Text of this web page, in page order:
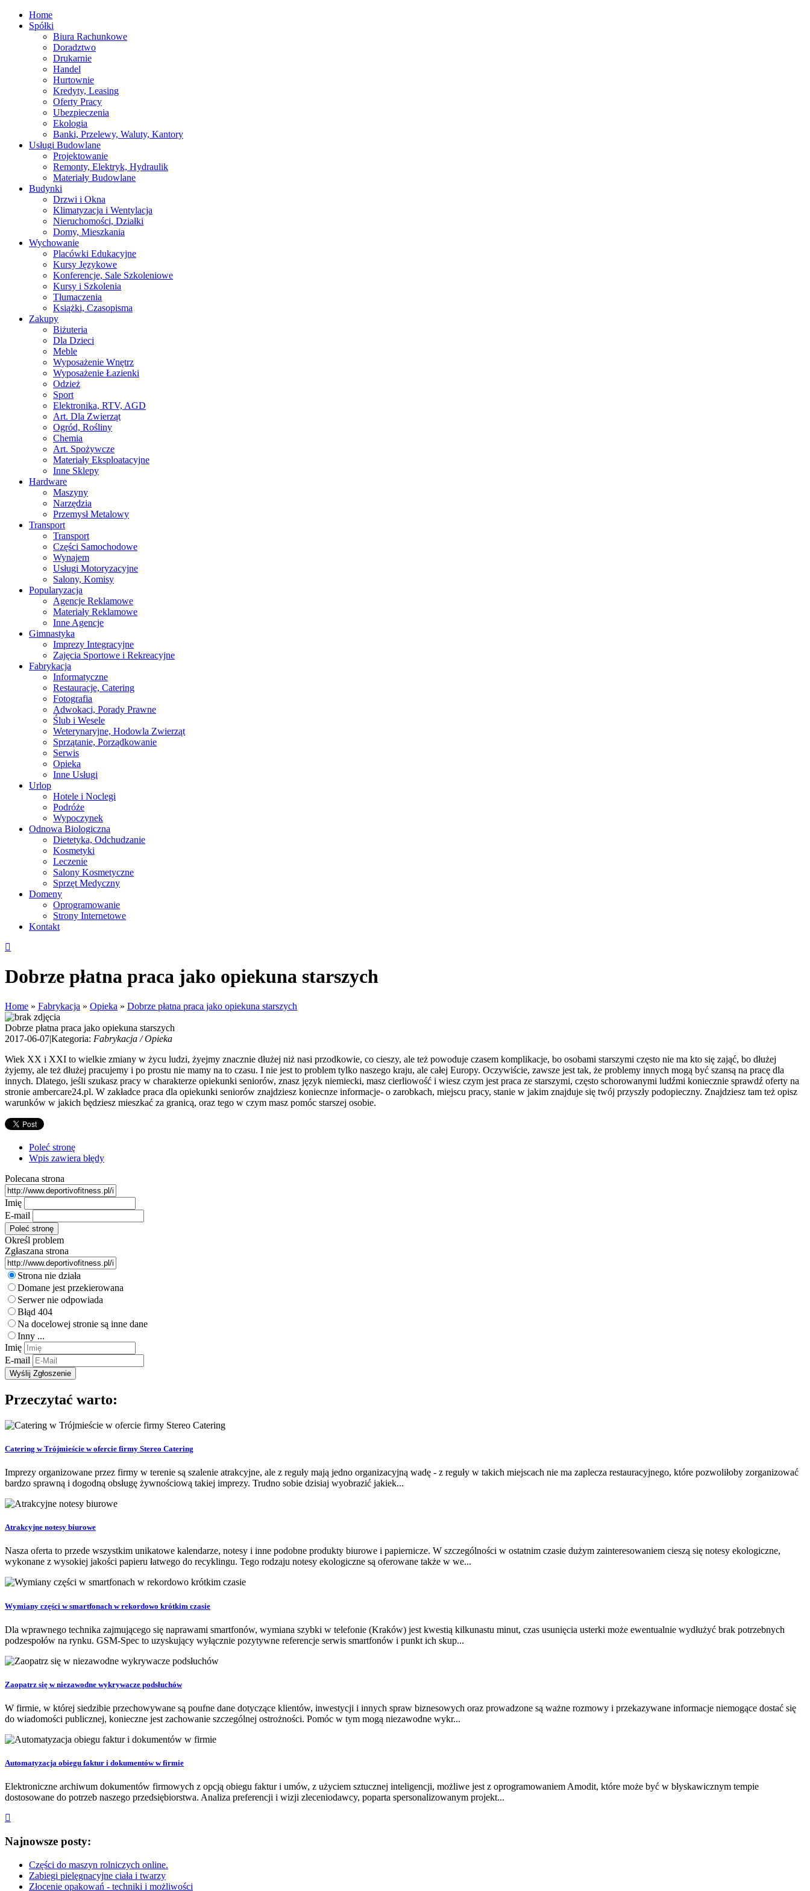
Home
Spółki
Biura Rachunkowe
Doradztwo
Drukarnie
Handel
Hurtownie
Kredyty, Leasing
Oferty Pracy
Ubezpieczenia
Ekologia
Banki, Przelewy, Waluty, Kantory
Usługi Budowlane
Projektowanie
Remonty, Elektryk, Hydraulik
Materiały Budowlane
Budynki
Drzwi i Okna
Klimatyzacja i Wentylacja
Nieruchomości, Działki
Domy, Mieszkania
Wychowanie
Placówki Edukacyjne
Kursy Językowe
Konferencje, Sale Szkoleniowe
Kursy i Szkolenia
Tłumaczenia
Książki, Czasopisma
Zakupy
Biżuteria
Dla Dzieci
Meble
Wyposażenie Wnętrz
Wyposażenie Łazienki
Odzież
Sport
Elektronika, RTV, AGD
Art. Dla Zwierząt
Ogród, Rośliny
Chemia
Art. Spożywcze
Materiały Eksploatacyjne
Inne Sklepy
Hardware
Maszyny
Narzędzia
Przemysł Metalowy
Transport
Transport
Części Samochodowe
Wynajem
Usługi Motoryzacyjne
Salony, Komisy
Popularyzacja
Agencje Reklamowe
Materiały Reklamowe
Inne Agencje
Gimnastyka
Imprezy Integracyjne
Zajęcia Sportowe i Rekreacyjne
Fabrykacja
Informatyczne
Restauracje, Catering
Fotografia
Adwokaci, Porady Prawne
Ślub i Wesele
Weterynaryjne, Hodowla Zwierząt
Sprzątanie, Porządkowanie
Serwis
Opieka
Inne Usługi
Urlop
Hotele i Noclegi
Podróże
Wypoczynek
Odnowa Biologiczna
Dietetyka, Odchudzanie
Kosmetyki
Leczenie
Salony Kosmetyczne
Sprzęt Medyczny
Domeny
Oprogramowanie
Strony Internetowe
Kontakt
Dobrze płatna praca jako opiekuna starszych
Home » Fabrykacja » Opieka » Dobrze płatna praca jako opiekuna starszych
Dobrze płatna praca jako opiekuna starszych
2017-06-07|Kategoria: Fabrykacja / Opieka
Wiek XX i XXI to wielkie zmiany w życu ludzi, żyejmy znacznie dłużej niż nasi przodkowie, co cieszy, ale też powoduje czasem komplikacje, bo osobami starszymi często nie ma kto się zająć, bo dłużej
żyjemy, ale też dłużej pracujemy i po prostu nie mamy na to czasu. I nie jest to problem tylko naszego kraju, ale całej Europy. Oczywiście, zawsze jest tak, że problemy innych mogą być szansą na pracę dla
innych. Dlatego, jeśli szukasz pracy w charakterze opiekunki seniorów, znasz język niemiecki, masz cierliowość i wiesz czym jest praca ze starszymi, często schorowanymi ludźmi koniecznie sprawdź oferty na
stronie ambercare24.pl. W zakładce praca dla opiekunki seniorów znajdziesz koniecnze informacje- o zarobkach, miejscu pracy, stanie w jakim znajduje się twój przyszły podopieczny. Znajdziesz tam też opisz
warunków w jakich będziesz mieszkać za granicą, oraz tego w czym masz pomóc starszej osobie.
Poleć stronę
Wpis zawiera błędy
Polecana strona
Imię
E-mail
Określ problem
Zgłaszana strona
Strona nie działa
Domane jest przekierowana
Serwer nie odpowiada
Błąd 404
Na docelowej stronie są inne dane
Inny ...
Imię
E-mail
Przeczytać warto:
Catering w Trójmieście w ofercie firmy Stereo Catering
Imprezy organizowane przez firmy w terenie są szalenie atrakcyjne, ale z reguły mają jedno organizacyjną wadę - z reguły w takich miejscach nie ma zaplecza restauracyjnego, które pozwoliłoby zorganizować
bardzo sprawną i dogodną obsługę żywnościową takiej imprezy. Trudno sobie dzisiaj wyobrazić jakiek...
Atrakcyjne notesy biurowe
Nasza oferta to przede wszystkim unikatowe kalendarze, notesy i inne podobne produkty biurowe i papiernicze. W szczególności w ostatnim czasie dużym zainteresowaniem cieszą się notesy ekologiczne,
wykonane z wysokiej jakości papieru łatwego do recyklingu. Tego rodzaju notesy ekologiczne są oferowane także w we...
Wymiany części w smartfonach w rekordowo krótkim czasie
Dla wprawnego technika zajmującego się naprawami smartfonów, wymiana szybki w telefonie (Kraków) jest kwestią kilkunastu minut, czas usunięcia usterki może ewentualnie wydłużyć brak potrzebnych
podzespołów na rynku. GSM-Spec to uzyskujący wyłącznie pozytywne referencje serwis smartfonów i punkt ich skup...
Zaopatrz się w niezawodne wykrywacze podsłuchów
W firmie, w której siedzibie przechowywane są poufne dane dotyczące klientów, inwestycji i innych spraw biznesowych oraz prowadzone są ważne rozmowy i przekazywane informacje niemogące dostać się
do wiadomości publicznej, konieczne jest zachowanie szczególnej ostrożności. Pomóc w tym mogą niezawodne wykr...
Automatyzacja obiegu faktur i dokumentów w firmie
Elektroniczne archiwum dokumentów firmowych z opcją obiegu faktur i umów, z użyciem sztucznej inteligencji, możliwe jest z oprogramowaniem Amodit, które może być w błyskawicznym tempie
dostosowane do potrzeb naszego przedsiębiorstwa. Analiza preferencji i wizji zleceniodawcy, poparta spersonalizowanym projekt...
Najnowsze posty:
Części do maszyn rolniczych online.
Zabiegi pielęgnacyjne ciała i twarzy
Złocenie opakowań - techniki i możliwości